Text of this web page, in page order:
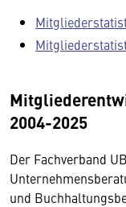
2004-2025
Der Fachverband
und